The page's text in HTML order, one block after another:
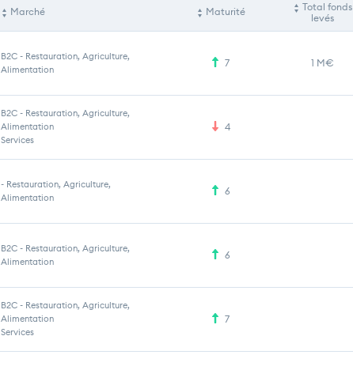
Marché Maturité
Total fonds
levés
B2C - Restauration, Agriculture,
Alimentation
7 1 M€
B2C - Restauration, Agriculture,
Alimentation
Services
4
- Restauration, Agriculture,
Alimentation
6
B2C - Restauration, Agriculture,
Alimentation
6
B2C - Restauration, Agriculture,
Alimentation
Services
7